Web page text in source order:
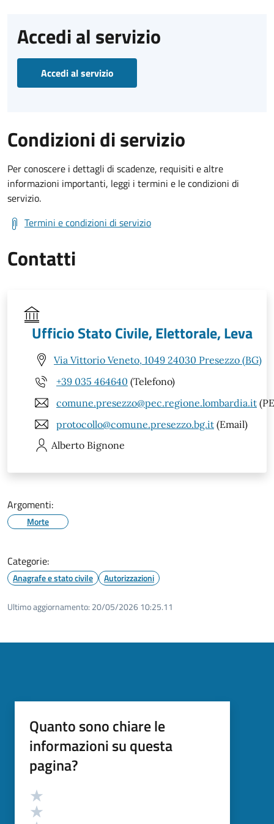
Accedi al servizio
Accedi al servizio
Condizioni di servizio
Per conoscere i dettagli di scadenze, requisiti e altre
informazioni importanti, leggi i termini e le condizioni di
servizio.
Termini e condizioni di servizio
Contatti
Ufficio Stato Civile, Elettorale, Leva
Via Vittorio Veneto, 1049 24030 Presezzo (BG)
+39 035 464640 (Telefono)
comune.presezzo@pec.regione.lombardia.it
protocollo@comune.presezzo.bg.it (Email)
Alberto Bignone
Argomenti:
Morte
Categorie:
Anagrafe e stato civile Autorizzazioni
Ultimo aggiornamento: 20/05/2026 10:25.11
Quanto sono chiare le
informazioni su questa
pagina?
Valutazione